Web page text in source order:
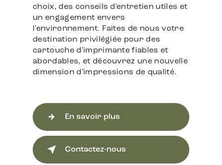
choix, des conseils d'entretien utiles et
un engagement envers
l'environnement. Faites de nous votre
destination privilégiée pour des
cartouche d'imprimante fiables et
abordables, et découvrez une nouvelle
dimension d'impressions de qualité.
En savoir plus
Contactez-nous